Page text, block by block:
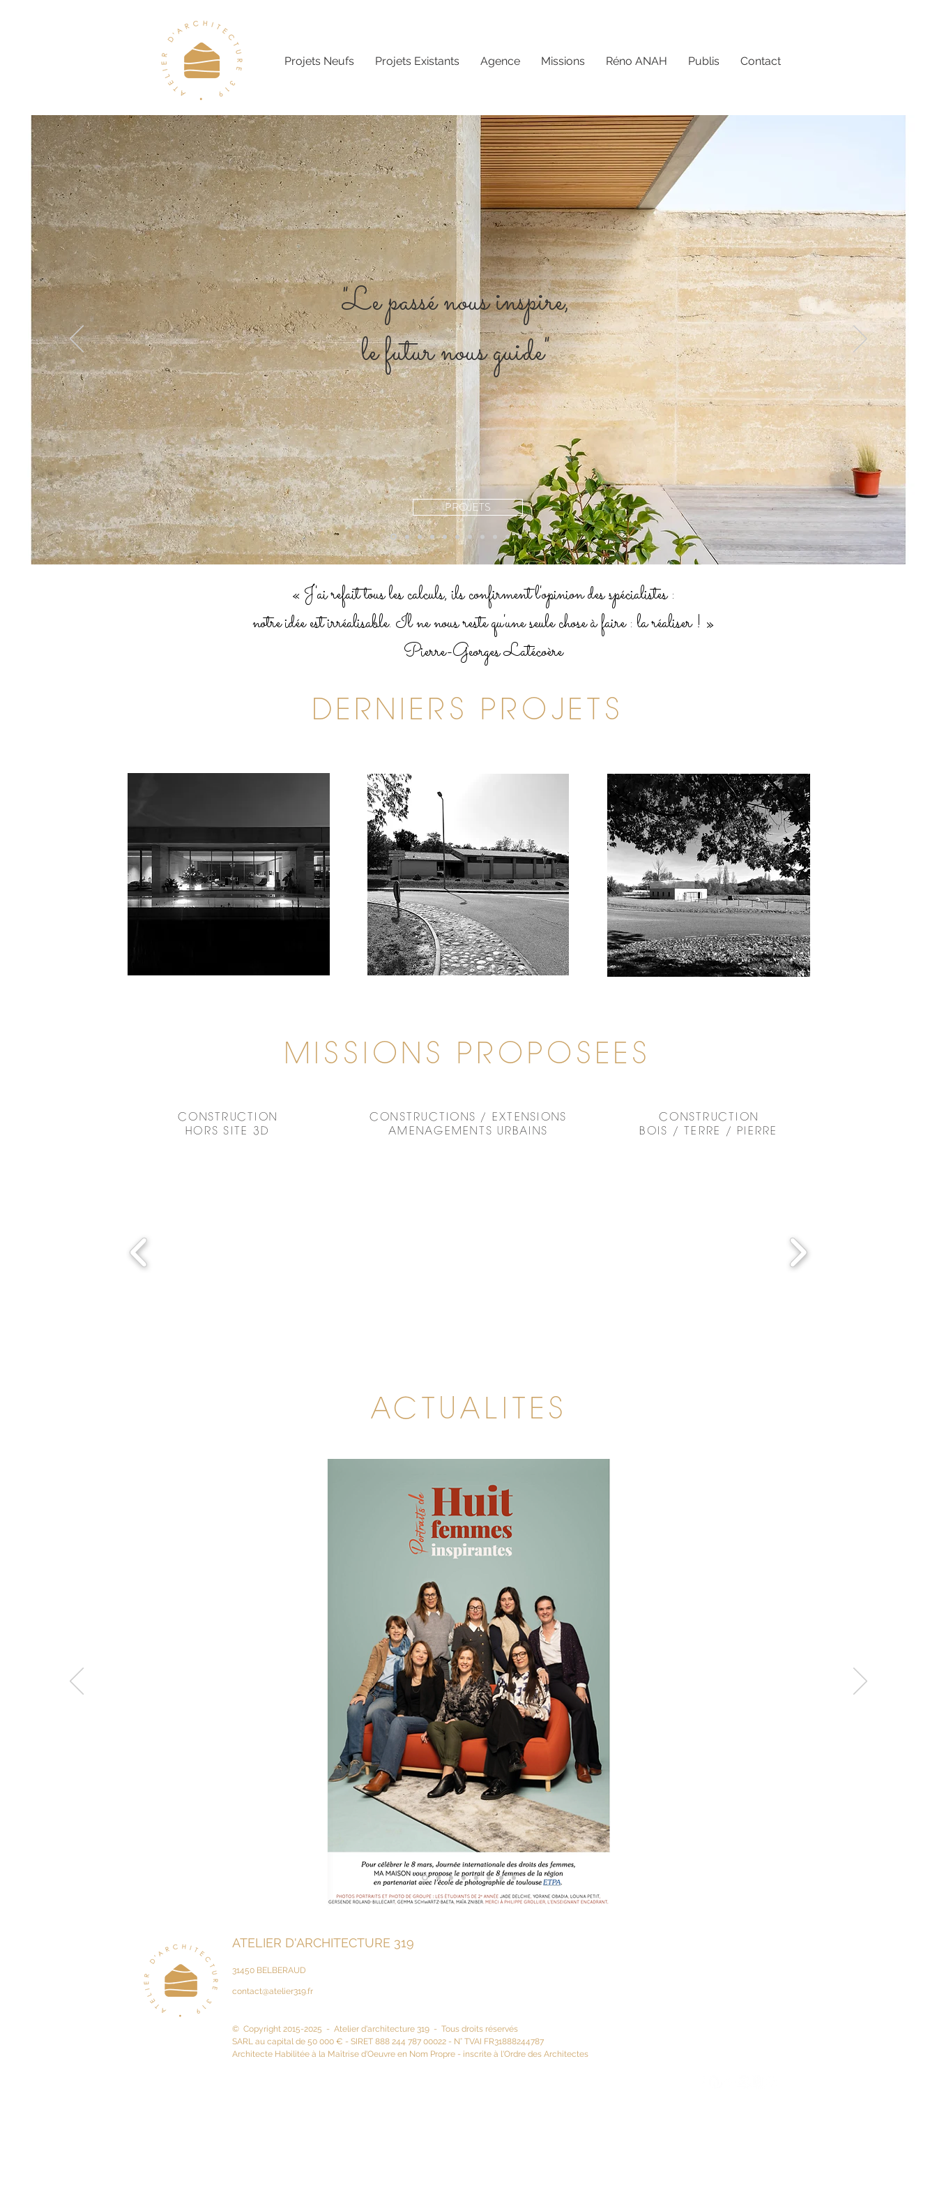
Projets Neufs Projets Existants Agence Missions Réno ANAH Publis Contact
"Le passé nous inspire,
le futur nous guide"
PROJETS
« J'ai refait tous les calculs, ils confirment l'opinion des spécialistes :
notre idée est irréalisable. Il ne nous reste qu'une seule chose à faire : la réaliser ! »
Pierre-Georges Latécoère
DERNIERS PROJETS
MISSIONS PROPOSEES
CONSTRUCTION
HORS SITE 3D
CONSTRUCTIONS / EXTENSIONS
AMENAGEMENTS URBAINS
CONSTRUCTION
BOIS / TERRE / PIERRE
ACTUALITES
ATELIER D'ARCHITECTURE 319
31450 BELBERAUD
contact@atelier319.fr
© Copyright 2015-2025 - Atelier d'architecture 319 - Tous droits réservés
SARL au capital de 50 000 € - SIRET 888 244 787 00022 - N° TVAI FR31888244787
Architecte Habilitée à la Maîtrise d'Oeuvre en Nom Propre - inscrite à l'Ordre des Architectes